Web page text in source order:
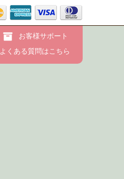
お客様サポート
よくある質問はこちら